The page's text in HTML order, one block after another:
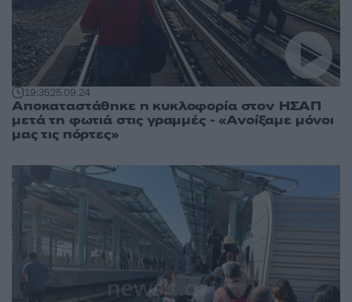
19:3525.09.24
Αποκαταστάθηκε η κυκλοφορία στον ΗΣΑΠ
μετά τη φωτιά στις γραμμές - «Ανοίξαμε μόνοι
μας τις πόρτες»